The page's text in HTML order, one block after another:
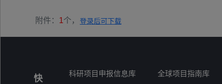
附件： 1个， 登录后可下载
快
科研项目申报信息库 全球项目指南库